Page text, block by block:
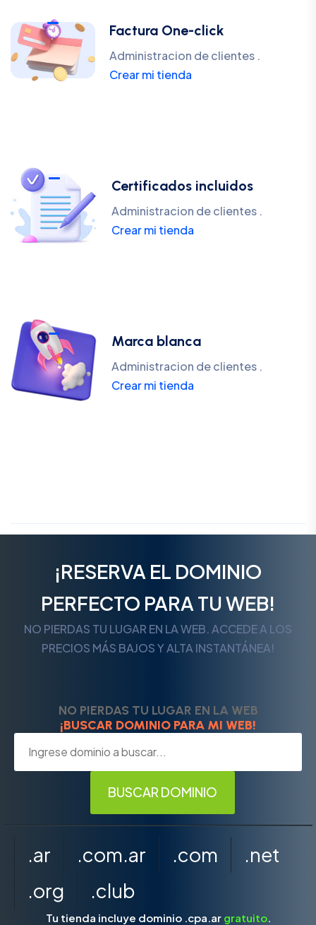
Factura One-click
Administracion de clientes .
Crear mi tienda
Certificados incluidos
Administracion de clientes .
Crear mi tienda
Marca blanca
Administracion de clientes .
Crear mi tienda
¡RESERVA EL DOMINIO
PERFECTO PARA TU WEB!
NO PIERDAS TU LUGAR EN LA WEB. ACCEDE A LOS
PRECIOS MÁS BAJOS Y ALTA INSTANTÁNEA!
NO PIERDAS TU LUGAR EN LA WEB
¡BUSCAR DOMINIO PARA MI WEB!
.ar .com.ar .com
.net
.org
.club
Tu tienda incluye dominio .cpa.ar gratuito.